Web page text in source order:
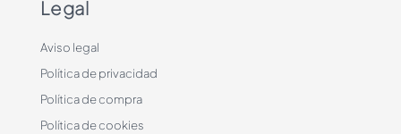
Legal
Aviso legal
Política de privacidad
Política de compra
Política de cookies